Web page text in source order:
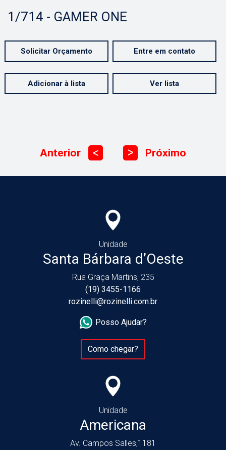
1/714 - GAMER ONE
Solicitar Orçamento Entre em contato
Adicionar à lista Ver lista
Anterior ᐳ ᐳ Próximo
Unidade
Santa Bárbara d’Oeste
Rua Graça Martins, 235
(19) 3455-1166
rozinelli@rozinelli.com.br
Posso Ajudar?
Como chegar?
Unidade
Americana
Av. Campos Salles,1181